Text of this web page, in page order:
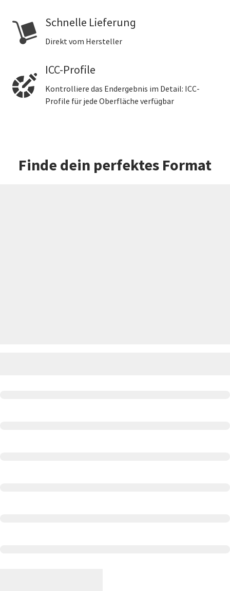
Schnelle Lieferung
Direkt vom Hersteller
ICC-Profile
Kontrolliere das Endergebnis im Detail: ICC-
Profile für jede Oberfläche verfügbar
Finde dein perfektes Format